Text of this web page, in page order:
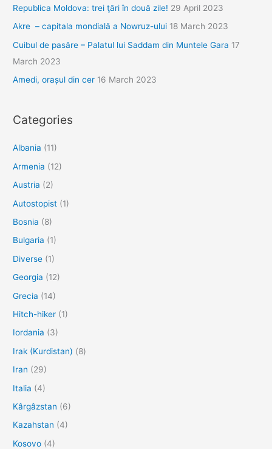
metri
înălţime
Republica Moldova: trei ţări în două zile! 29 April 2023
Akre – capitala mondială a Nowruz-ului 18 March 2023
Cuibul de pasăre – Palatul lui Saddam din Muntele Gara 17
March 2023
Amedi, orașul din cer 16 March 2023
Categories
Albania (11)
Armenia (12)
Austria (2)
Autostopist (1)
Bosnia (8)
Bulgaria (1)
Diverse (1)
Georgia (12)
Grecia (14)
Hitch-hiker (1)
Iordania (3)
Irak (Kurdistan) (8)
Iran (29)
Italia (4)
Kârgâzstan (6)
Kazahstan (4)
Kosovo (4)